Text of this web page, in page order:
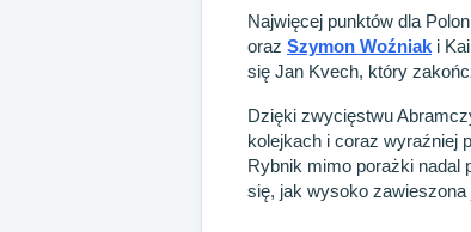
Najwięcej punktów dla
oraz Szymon Woźniak i
się Jan Kvech, który
Dzięki zwycięstwu
kolejkach i coraz wyraźniej
Rybnik mimo porażki nadal
się, jak wysoko